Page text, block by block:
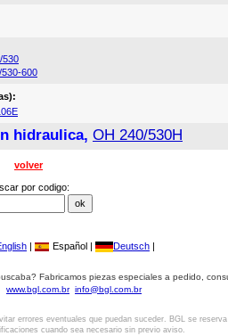
530
530-600
hidraulica, OH 240/530H
volver
por codigo:
| Español | Deutsch |
Fabricamos piezas especiales a pedido,
www.bgl.com.br info@bgl.com.br
errores eventuales que puedan suceder. BGL se
cuando sea necesario sin previo aviso.